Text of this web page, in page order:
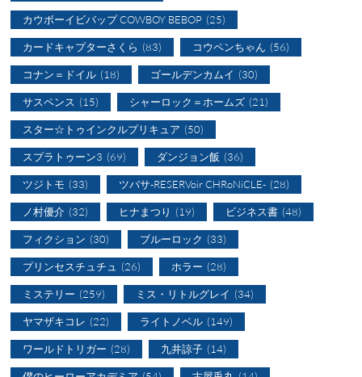
カウボーイビバップ COWBOY BEBOP (25)
カードキャプターさくら (83) コウペンちゃん (56)
コナン＝ドイル (18) ゴールデンカムイ (30)
サスペンス (15) シャーロック＝ホームズ (21)
スター☆トゥインクルプリキュア (50)
スプラトゥーン3 (69) ダンジョン飯 (36)
ツジトモ (33) ツバサ-RESERVoir CHRoNiCLE- (28)
ノ村優介 (32) ヒナまつり (19) ビジネス書 (48)
フィクション (30) ブルーロック (33)
プリンセスチュチュ (26) ホラー (28)
ミステリー (259) ミス・リトルグレイ (34)
ヤマザキコレ (22) ライトノベル (149)
ワールドトリガー (28) 九井諒子 (14)